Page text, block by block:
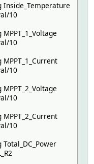
Inside_Temperature
10
10
10
10
10